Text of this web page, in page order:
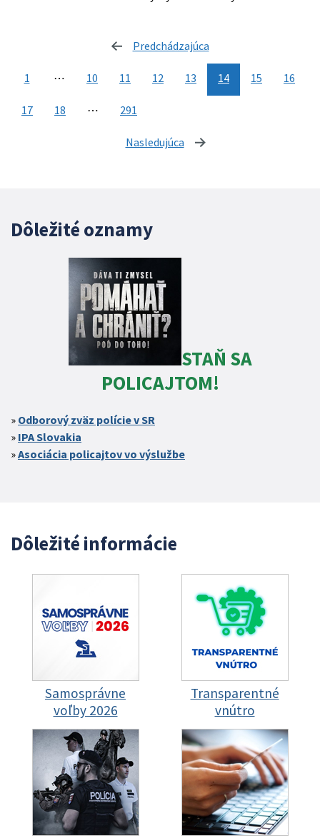
Predchádzajúca
1 ⋯ 10 11 12 13 14 15 16
17 18 ⋯ 291
Nasledujúca stránka
Dôležité oznamy
STAŇ SA
POLICAJTOM!
Odborový zväz polície v SR
IPA Slovakia
Asociácia policajtov vo výslužbe
Dôležité informácie
Samosprávne
voľby 2026
Transparentné
vnútro